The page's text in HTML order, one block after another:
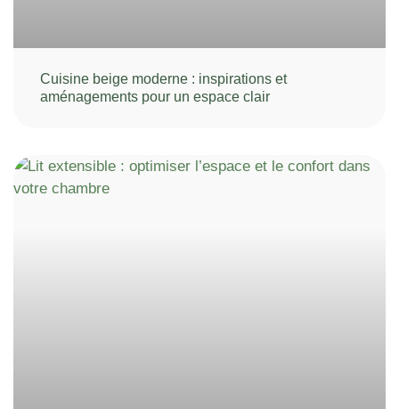
Cuisine beige moderne : inspirations et
aménagements pour un espace clair